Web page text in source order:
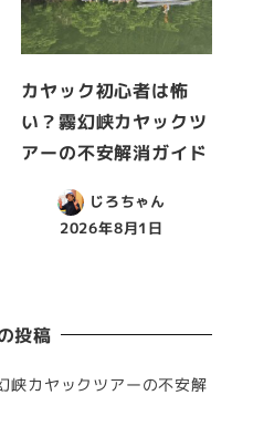
カヤック初心者は怖
い？霧幻峡カヤックツ
アーの不安解消ガイド
じろちゃん
2026年8月1日
投稿
峡カヤックツアーの不安解